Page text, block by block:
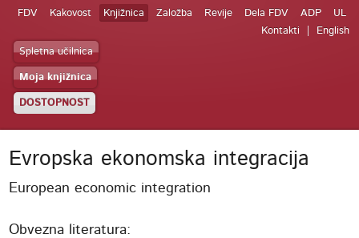
FDV Kakovost Knjižnica Založba Revije Dela FDV ADP
UL
Kontakti
English
Spletna učilnica
Moja knjižnica
DOSTOPNOST
Evropska ekonomska integracija
European economic integration
Obvezna literatura: